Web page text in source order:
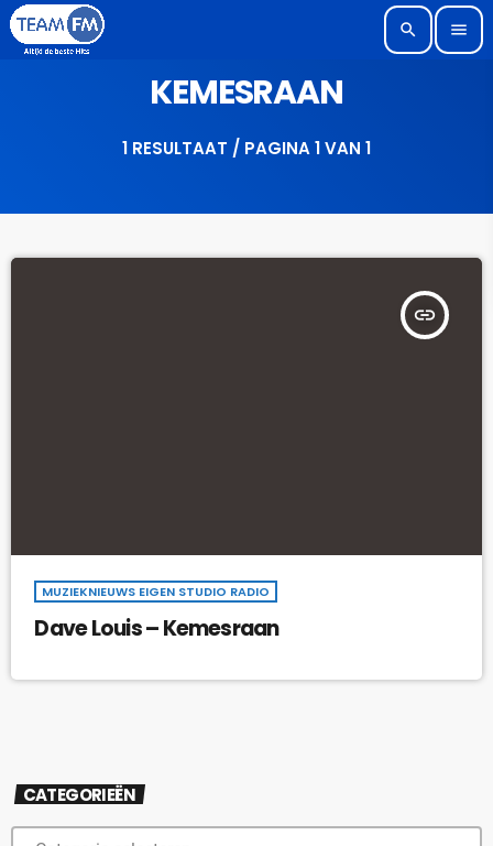
search menu
KEMESRAAN
1 RESULTAAT / PAGINA 1 VAN 1
insert_link
MUZIEKNIEUWS EIGEN STUDIO RADIO
Dave Louis – Kemesraan
CATEGORIEËN